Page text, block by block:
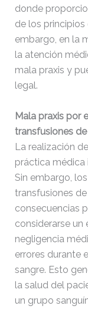
donde
de los
embargo, en la
la atención
mala praxis y
legal.
Mala praxis por
transfusiones
La realización
práctica médica
Sin embargo,
transfusiones
consecuencias
considerarse un
negligencia
errores durante
sangre. Esto
la salud del
un grupo